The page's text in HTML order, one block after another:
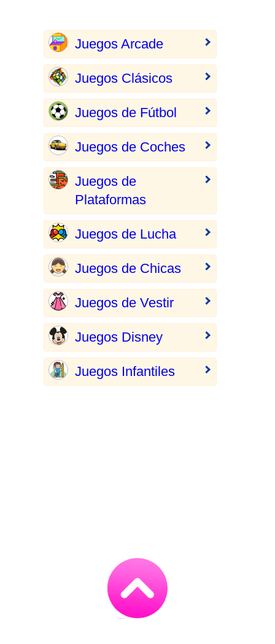
Juegos Arcade
Juegos Clásicos
Juegos de Fútbol
Juegos de Coches
Juegos de
Plataformas
Juegos de Lucha
Juegos de Chicas
Juegos de Vestir
Juegos Disney
Juegos Infantiles